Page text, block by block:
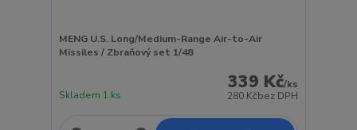
MENG U.S. Long/Medium-Range Air-to-Air
Missiles / Zbraňový set 1/48
339 Kč/ks
280 Kčbez DPH
Skladem 1 ks